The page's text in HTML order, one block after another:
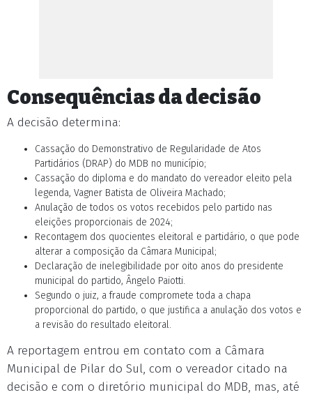
Consequências da decisão
A decisão determina:
Cassação do Demonstrativo de Regularidade de Atos
Partidários (DRAP) do MDB no município;
Cassação do diploma e do mandato do vereador eleito pela
legenda, Vagner Batista de Oliveira Machado;
Anulação de todos os votos recebidos pelo partido nas
eleições proporcionais de 2024;
Recontagem dos quocientes eleitoral e partidário, o que pode
alterar a composição da Câmara Municipal;
Declaração de inelegibilidade por oito anos do presidente
municipal do partido, Ângelo Paiotti.
Segundo o juiz, a fraude compromete toda a chapa
proporcional do partido, o que justifica a anulação dos votos e
a revisão do resultado eleitoral.
A reportagem entrou em contato com a Câmara
Municipal de Pilar do Sul, com o vereador citado na
decisão e com o diretório municipal do MDB, mas, até